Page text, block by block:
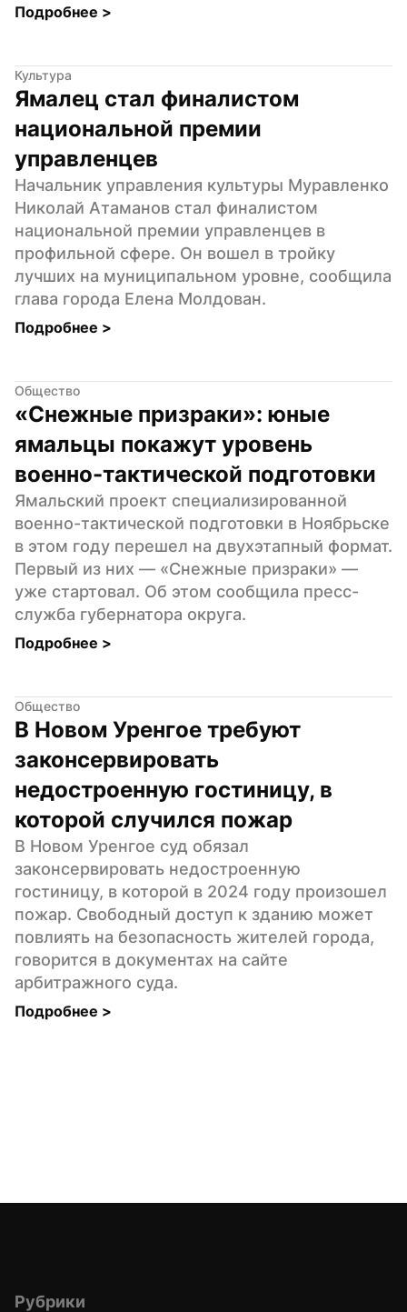
Подробнее >
Культура
Ямалец стал финалистом
национальной премии
управленцев
Начальник управления культуры Муравленко
Николай Атаманов стал финалистом
национальной премии управленцев в
профильной сфере. Он вошел в тройку
лучших на муниципальном уровне, сообщила
глава города Елена Молдован.
Подробнее >
Общество
«Снежные призраки»: юные
ямальцы покажут уровень
военно-тактической подготовки
Ямальский проект специализированной
военно-тактической подготовки в Ноябрьске
в этом году перешел на двухэтапный формат.
Первый из них — «Снежные призраки» —
уже стартовал. Об этом сообщила пресс-
служба губернатора округа.
Подробнее >
Общество
В Новом Уренгое требуют
законсервировать
недостроенную гостиницу, в
которой случился пожар
В Новом Уренгое суд обязал
законсервировать недостроенную
гостиницу, в которой в 2024 году произошел
пожар. Свободный доступ к зданию может
повлиять на безопасность жителей города,
говорится в документах на сайте
арбитражного суда.
Подробнее >
Рубрики